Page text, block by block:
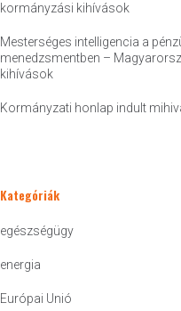
kormányzási kihívások
Mesterséges intelligencia a
menedzsmentben –
kihívások
Kormányzati honlap indult
Kategóriák
egészségügy
energia
Európai Unió